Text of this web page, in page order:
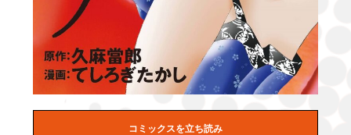
コミックスを立ち読み